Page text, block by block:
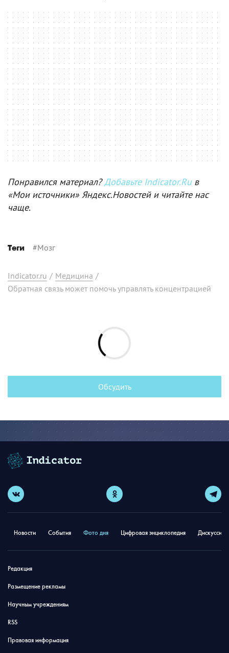
Понравился материал?Добавьте Indicator.Ruв
«Мои источники» Яндекс.Новостей и читайте нас
чаще.
Теги #Мозг
Indicator.ru / Медицина /
Обратная связь может помочь управлять концентрацией
Обсудить
Новости События Фото дня Цифровая энциклопедия
Редакция
Размещение рекламы
Научным учреждениям
RSS
Правовая информация